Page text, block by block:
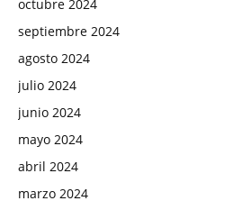
octubre 2024
septiembre 2024
agosto 2024
julio 2024
junio 2024
mayo 2024
abril 2024
marzo 2024